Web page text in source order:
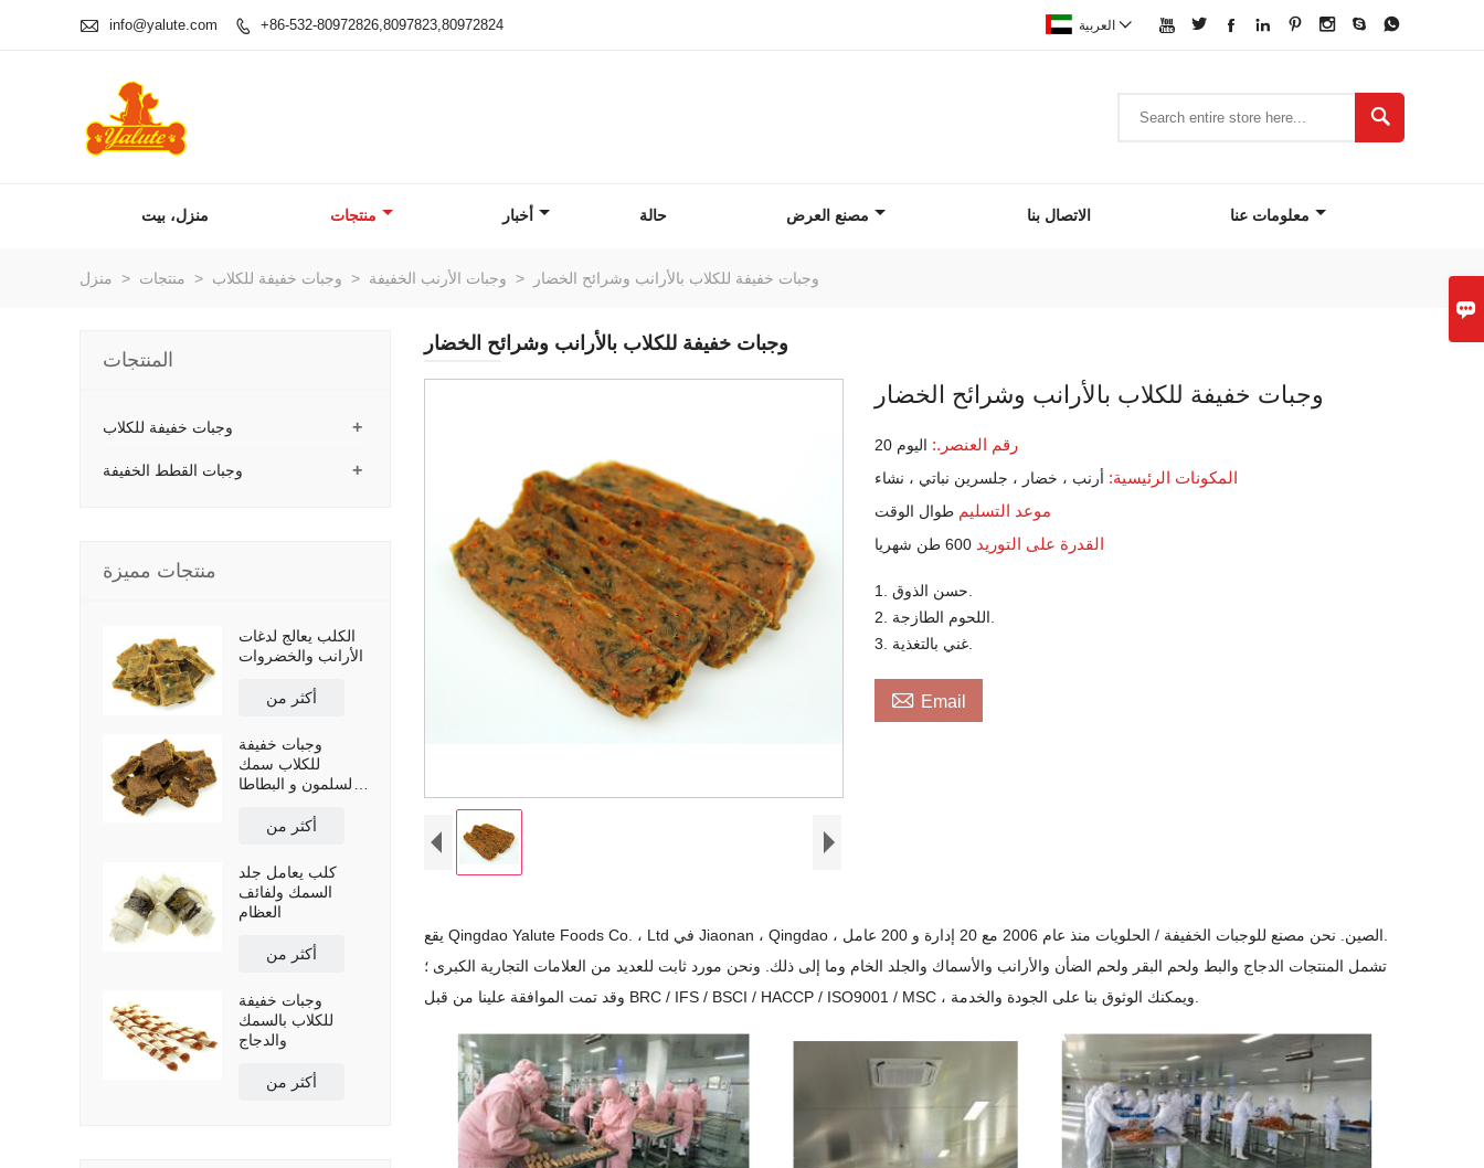

 info@yalute.com  +86-532-80972826,8097823,80972824         العربية 

منزل، بيت منتجات أخبار حالة مصنع العرض الاتصال بنا معلومات عنا
منزل > منتجات > وجبات خفيفة للكلاب > وجبات الأرنب الخفيفة > وجبات خفيفة للكلاب بالأرانب وشرائح الخضار
وجبات خفيفة للكلاب بالأرانب وشرائح الخضار
وجبات خفيفة للكلاب بالأرانب وشرائح الخضار
رقم العنصر.: اليوم 20
المكونات الرئيسية: أرنب ، خضار ، جلسرين نباتي ، نشاء
موعد التسليم طوال الوقت
القدرة على التوريد 600 طن شهريا
 Email
تشمل المنتجات الدجاج والبط ولحم البقر ولحم الضأن والأرانب والأسماك والجلد الخام وما إلى ذلك. ونحن مورد ثابت للعديد من العلامات التجارية الكبرى ؛
المنتجات
+ وجبات خفيفة للكلاب
+ وجبات القطط الخفيفة
منتجات مميزة
الكلب يعالج لدغات
الأرانب والخضروات
أكثر من
وجبات خفيفة
للكلاب سمك
السلمون و البطاطا
أكثر من
كلب يعامل جلد
السمك ولفائف
العظام
أكثر من
وجبات خفيفة
للكلاب بالسمك
والدجاج
أكثر من